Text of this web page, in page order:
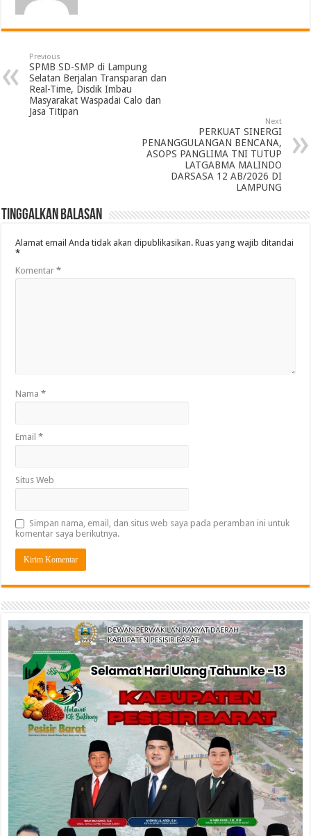
Previous
SPMB SD-SMP di Lampung
Selatan Berjalan Transparan dan
Real-Time, Disdik Imbau
Masyarakat Waspadai Calo dan
Jasa Titipan
Next
PERKUAT SINERGI
PENANGGULANGAN BENCANA,
ASOPS PANGLIMA TNI TUTUP
LATGABMA MALINDO
DARSASA 12 AB/2026 DI
LAMPUNG
Tinggalkan Balasan
Alamat email Anda tidak akan dipublikasikan. Ruas yang wajib ditandai
*
Komentar*
Nama*
Email*
Situs Web
Simpan nama, email, dan situs web saya pada peramban ini untuk
komentar saya berikutnya.